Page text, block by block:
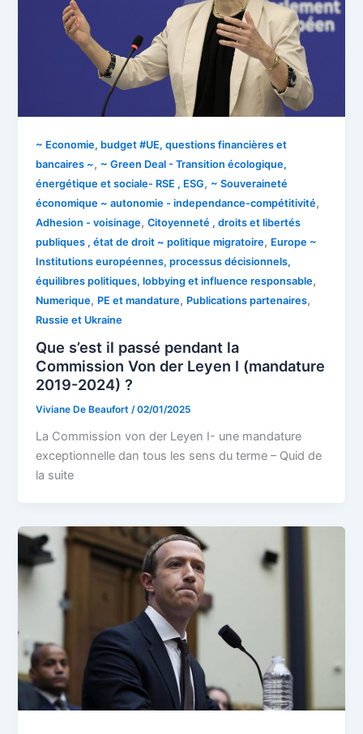
~ Economie, budget #UE, questions financières et
bancaires ~, ~ Green Deal - Transition écologique,
énergétique et sociale- RSE , ESG, ~ Souveraineté
économique ~ autonomie - independance-compétitivité,
Adhesion - voisinage,Citoyenneté , droits et libertés
publiques , état de droit ~ politique migratoire, Europe ~
Institutions européennes, processus décisionnels,
équilibres politiques, lobbying et influence responsable,
Numerique, PE et mandature, Publications partenaires,
Russie et Ukraine
Que s’est il passé pendant la
Commission Von der Leyen I (mandature
2019-2024) ?
Viviane De Beaufort/02/01/2025
La Commission von der Leyen I- une mandature
exceptionnelle dan tous les sens du terme – Quid de
la suite